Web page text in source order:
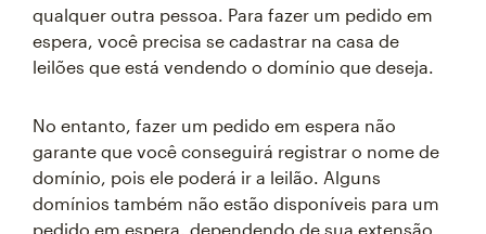
qualquer outra pessoa. Para fazer um pedido em
espera, você precisa se cadastrar na casa de
leilões que está vendendo o domínio que deseja.
No entanto, fazer um pedido em espera não
garante que você conseguirá registrar o nome de
domínio, pois ele poderá ir a leilão. Alguns
domínios também não estão disponíveis para um
pedido em espera, dependendo de sua extensão